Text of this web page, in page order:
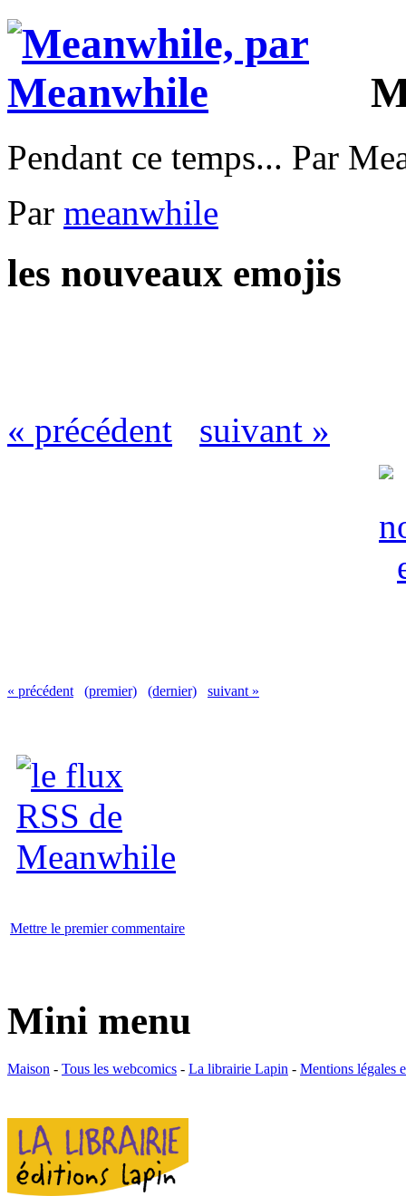
Pendant ce temps... Par
Par meanwhile
les nouveaux emojis
« précédent suivant »
« précédent (premier) (dernier) suivant »
Mettre le premier commentaire
Mini menu
Maison - Tous les webcomics - La librairie Lapin - Mentions légales